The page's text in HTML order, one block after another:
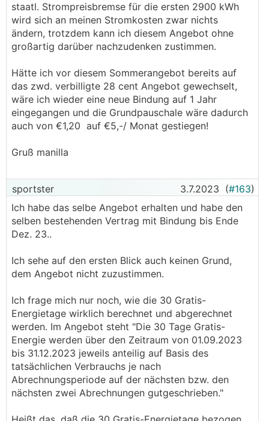
staatl. Strompreisbremse für die ersten 2900 kWh
wird sich an meinen Stromkosten zwar nichts
ändern, trotzdem kann ich diesem Angebot ohne
großartig darüber nachzudenken zustimmen.
Hätte ich vor diesem Sommerangebot bereits auf
das zwd. verbilligte 28 cent Angebot gewechselt,
wäre ich wieder eine neue Bindung auf 1 Jahr
eingegangen und die Grundpauschale wäre dadurch
auch von €1,20 auf €5,-/ Monat gestiegen!
Gruß manilla
sportster 3.7.2023 (#163)
Ich habe das selbe Angebot erhalten und habe den
selben bestehenden Vertrag mit Bindung bis Ende
Dez. 23..
Ich sehe auf den ersten Blick auch keinen Grund,
dem Angebot nicht zuzustimmen.
Ich frage mich nur noch, wie die 30 Gratis-
Energietage wirklich berechnet und abgerechnet
werden. Im Angebot steht "Die 30 Tage Gratis-
Energie werden über den Zeitraum von 01.09.2023
bis 31.12.2023 jeweils anteilig auf Basis des
tatsächlichen Verbrauchs je nach
Abrechnungsperiode auf der nächsten bzw. den
nächsten zwei Abrechnungen gutgeschrieben."